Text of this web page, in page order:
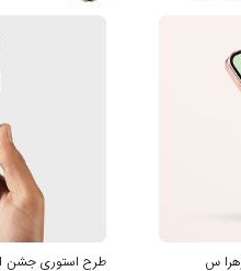
س
طرح استوری جشن